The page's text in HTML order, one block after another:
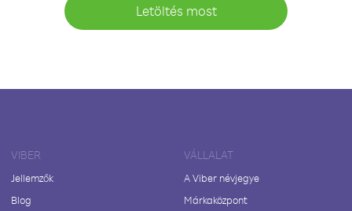
Letöltés most
VIBER
Jellemzők
Blog
VÁLLALAT
A Viber névjegye
Márkaközpont